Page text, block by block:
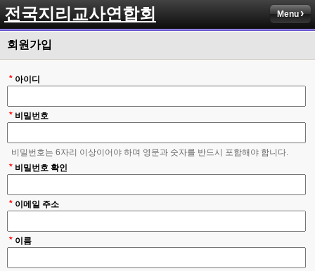
전국지리교사연합회 Menu
회원가입
아이디
*
비밀번호
*
비밀번호는 6자리 이상이어야 하며 영문과 숫자를 반드시 포함해야 합니다.
비밀번호 확인
*
* 이메일 주소
* 이름